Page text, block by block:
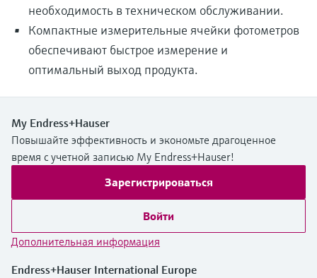
необходимость в техническом обслуживании.
Компактные измерительные ячейки фотометров
обеспечивают быстрое измерение и
оптимальный выход продукта.
My Endress+Hauser
Повышайте эффективность и экономьте драгоценное
время с учетной записью My Endress+Hauser!
Зарегистрироваться
Войти
Дополнительная информация
Endress+Hauser International Europe